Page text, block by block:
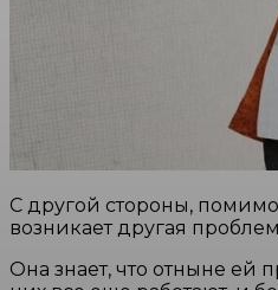
С другой стороны,
возникает другая
Она знает, что отныне ей